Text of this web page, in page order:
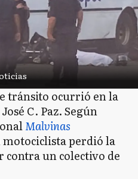
tránsito ocurrió en la
C. Paz. Según
Malvinas
motociclista perdió la
contra un colectivo de